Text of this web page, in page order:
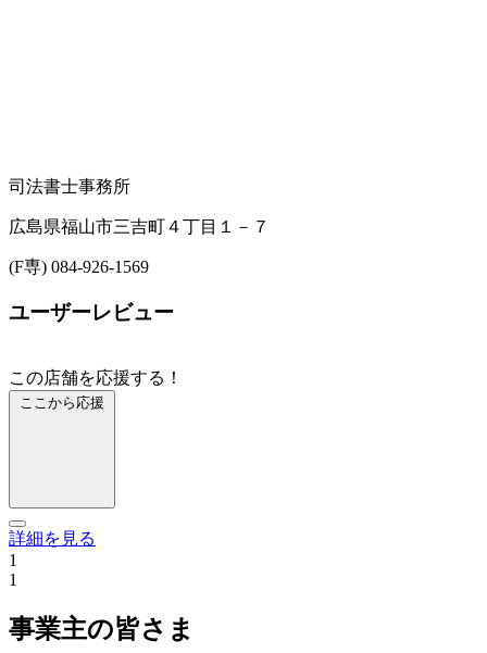
司法書士事務所
広島県福山市三吉町４丁目１－７
(F専) 084-926-1569
ユーザーレビュー
この店舗を応援する！
ここから応援
詳細を見る
1
1
事業主の皆さま